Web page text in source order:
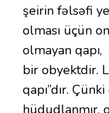
şeirin fəlsəfi
olması üçün
olmayan qapı,
bir obyektdir.
qapı”dır.
hüdudlanmır,